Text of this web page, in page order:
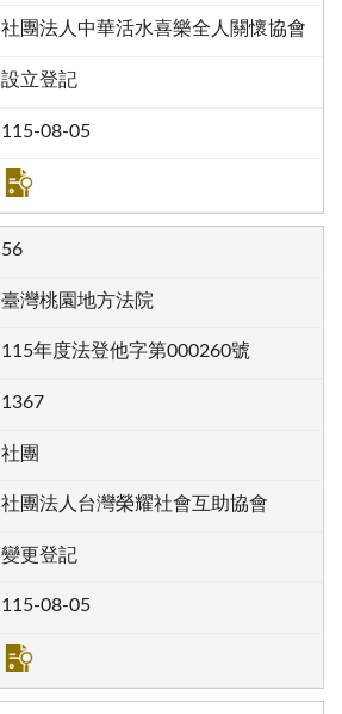
社團法人中華活水喜樂全人關懷協會
設立登記
115-08-05
56
臺灣桃園地方法院
115年度法登他字第000260號
1367
社團
社團法人台灣榮耀社會互助協會
變更登記
115-08-05